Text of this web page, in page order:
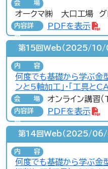
会場
オークマ㈱ 大口工場 グ
内容詳
細
PDFを表示
第15回Web（2025/10/
内容
何度でも基礎から学ぶ金
ンと5軸加工」・「工具と
会場 オンライン講習
内容詳
細
PDFを表示
第14回Web（2025/06/
内容
何度でも基礎から学ぶ金